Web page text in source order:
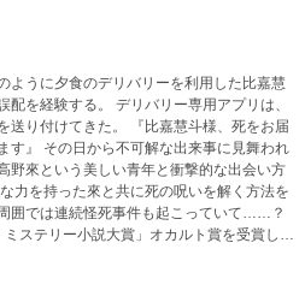
ように夕食のデリバリーを利用した比嘉慧
配を経験する。 デリバリー専用アプリは、
た。 『比嘉慧斗様、死をお届
事に見舞われ
野來という美しい青年と衝撃的な出会い方
囲では連続怪死事件も起こっていて……？
ミステリー小説大賞」オカルト賞を受賞しま